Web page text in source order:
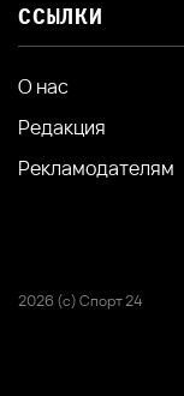
ССЫЛКИ
О нас
Редакция
Рекламодателям
2026 (с) Спорт 24